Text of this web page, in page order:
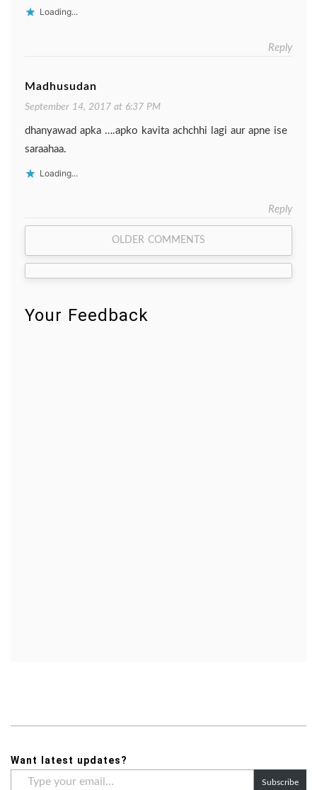
Loading...
Reply
Madhusudan
September 14, 2017 at 6:37 PM
dhanyawad apka ….apko kavita achchhi lagi aur apne ise
saraahaa.
Loading...
Reply
Comment
navigation
OLDER COMMENTS
Your Feedback
Want latest updates?
Subscribe